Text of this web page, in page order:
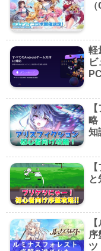
軽
略
知
と
序
ツ